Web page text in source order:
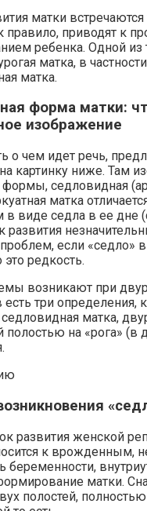
матки
правило, приводят к
ребенка. Одной из
матка, в
матка.
форма матки:
изображение
о чем идет речь,
картинку ниже. Там
седловидная
матка
в виде седла в ее дне
развития
если «седло»
это редкость.
возникают при
есть три определения,
матка,
полостью на «рога» (в
развития женской
к врожденным,
беременности,
матки.
полостей,